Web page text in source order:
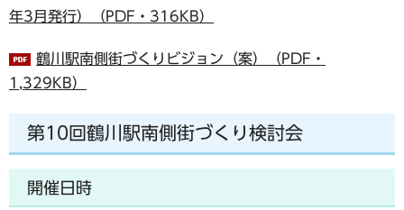
年3月発行）（PDF・316KB）
鶴川駅南側街づくりビジョン（案）（PDF・
1,329KB）
第10回鶴川駅南側街づくり検討会
開催日時